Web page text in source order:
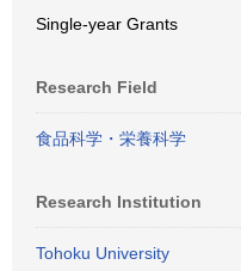
Single-year Grants
Research Field
食品科学・栄養科学
Research Institution
Tohoku University